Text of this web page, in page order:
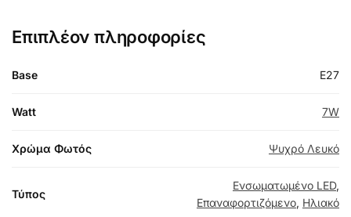
Επιπλέον πληροφορίες
Base E27
Watt 7W
Χρώμα Φωτός Ψυχρό Λευκό
Τύπος
Ενσωματωμένο LED,
Επαναφορτιζόμενο, Ηλιακό